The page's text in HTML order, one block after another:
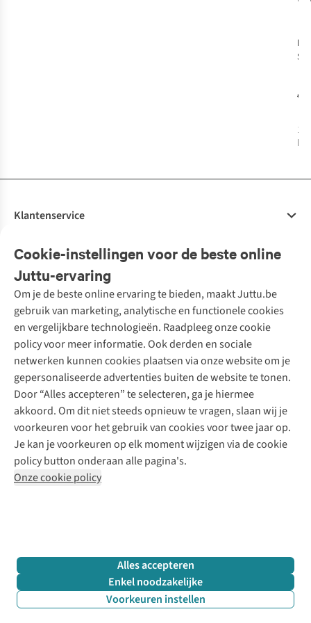
Filter & sorteer
1
Cookie-instellingen voor de beste online
Juttu-ervaring
Om je de beste online ervaring te bieden, maakt Juttu.be
gebruik van marketing, analytische en functionele cookies
en vergelijkbare technologieën. Raadpleeg onze cookie
policy voor meer informatie. Ook derden en sociale
netwerken kunnen cookies plaatsen via onze website om je
gepersonaliseerde advertenties buiten de website te tonen.
Door “Alles accepteren” te selecteren, ga je hiermee
akkoord. Om dit niet steeds opnieuw te vragen, slaan wij je
voorkeuren voor het gebruik van cookies voor twee jaar op.
Je kan je voorkeuren op elk moment wijzigen via de cookie
policy button onderaan alle pagina's.
Onze cookie policy
Alles accepteren
Enkel noodzakelijke
Voorkeuren instellen
Klantenservice
Bestellen
Betalen
10% studentenkorting
Klarna - achteraf betalen
Levering
Retourneren
Bestelling herroepen
Garantie
Contact
Onze diensten
Tweedehands - ReJUsed
Kledingatelier
Personal shopping
Textielbox
Events / workshops
Juttu
Over ons
Juttu Friends
Inspiratie
Werken bij Juttu
Onze winkels
De wereld van Juttu
Verantwoord ondernemen
Toegankelijkheidsverklaring
Merken
Nathalie Vleeschouwer
Selected dames
HKLiving
Dickies
Sessùn
Strom
O My Bag
Revolution
Meld je aan voor de nieuwsbrief
Follow us
+32 (0)3 828 30 15 team@juttu.be
BTW BE 0416.762.280